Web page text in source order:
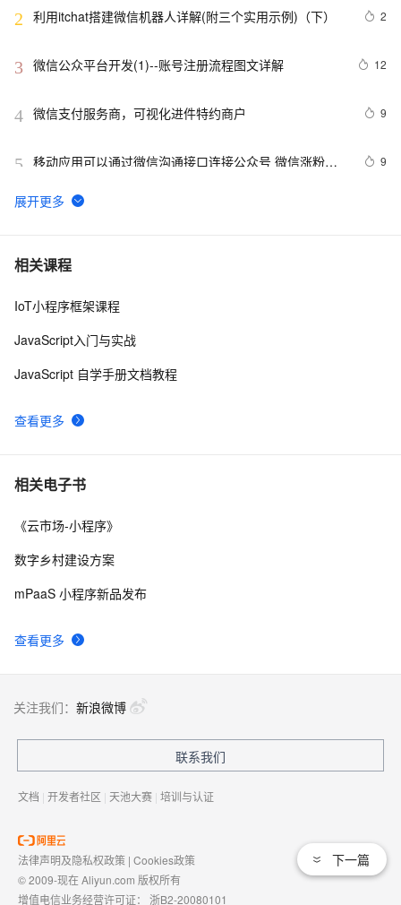
2 利用itchat搭建微信机器人详解(附三个实用示例)（下） 2
3 微信公众平台开发(1)--账号注册流程图文详解 12
4 微信支付服务商，可视化进件特约商户 9
5 移动应用可以通过微信沟通接口连接公众号 微信涨粉多
9
6 微信公众平台开发(96)  多个功能整合
7 教你微信IM即时消息系统的架构设计（上）
8 微信群成员导出工具， 微信群成员导出软件， 微信群管
相关课程
查看更多
IoT小程序框架课程
JavaScript入门与实战
JavaScript 自学手册文档教程
相关电子书
查看更多
《云市场-小程序》
数字乡村建设方案
mPaaS 小程序新品发布
下一篇
关注我们： 新浪微博
联系我们
文档 | 开发者社区 | 天池大赛 | 培训与认证
法律声明及隐私权政策 | Cookies政策
© 2009-现在 Aliyun.com 版权所有
增值电信业务经营许可证： 浙B2-20080101